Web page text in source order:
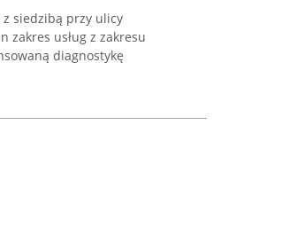
z siedzibą przy ulicy
zakres usług z zakresu
diagnostykę